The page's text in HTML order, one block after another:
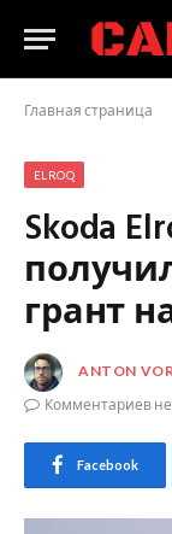
Главная страница
ELROQ
Skoda
грант
ANTON
Комментариев
Facebook